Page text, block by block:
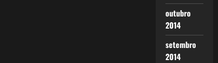
outubro
2014
setembro
2014